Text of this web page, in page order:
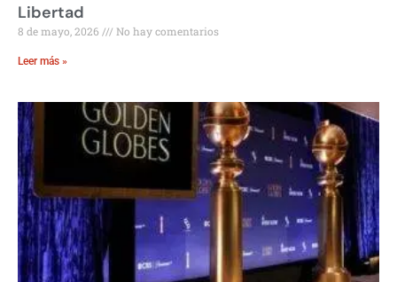
Libertad
8 de mayo, 2026 No hay comentarios
Leer más »